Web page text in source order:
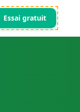
Essai gratuit